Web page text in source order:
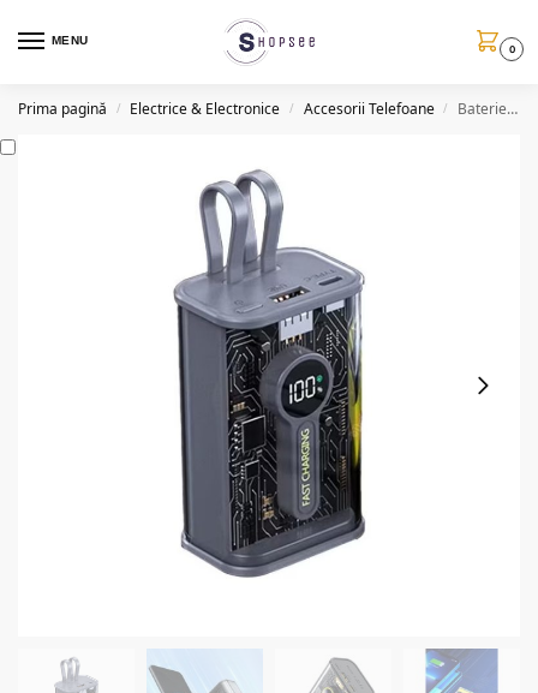
MENU
0
Prima pagină / Electrice & Electronice / Accesorii Telefoane / Baterie externa 15000mAh, 22.5W, USB